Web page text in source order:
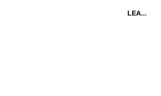
LEA...